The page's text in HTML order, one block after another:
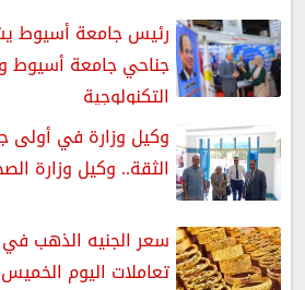
رئيس جامعة أسيوط
جناحي جامعة أسيوط
التكنولوجية
وكيل وزارة في أولى
الثقة.. وكيل وزارة
سعر الجنيه الذهب
تعاملات اليوم الخميس 6 أغسطس...